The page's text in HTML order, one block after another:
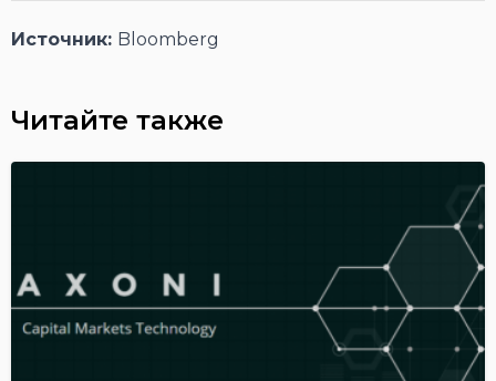
Источник: Bloomberg
Читайте также